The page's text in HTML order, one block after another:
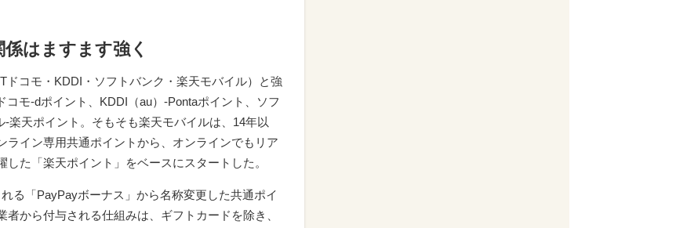
はますます強く
コモ・KDDI・ソフトバンク・楽天モバイル）と強
モ-dポイント、KDDI（au）-Pontaポイント、ソフ
楽天ポイント。そもそも楽天モバイルは、14年以
ライン専用共通ポイントから、オンラインでもリア
た「楽天ポイント」をベースにスタートした。
る「PayPayボーナス」から名称変更した共通ポイ
から付与される仕組みは、ギフトカードを除き、